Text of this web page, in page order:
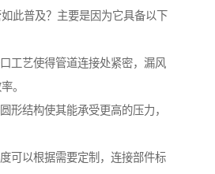
此普及？主要是因为它具备以下
工艺使得管道连接处紧密，漏风
。
形结构使其能承受更高的压力，
可以根据需要定制，连接部件标